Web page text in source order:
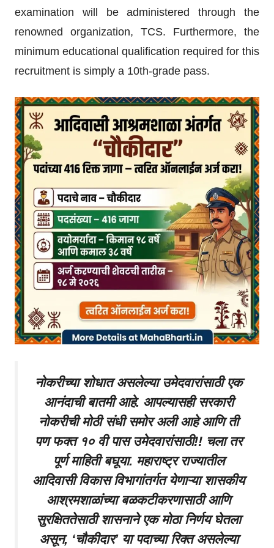
examination will be administered through the
renowned organization, TCS. Furthermore, the
minimum educational qualification required for this
recruitment is simply a 10th-grade pass.
नोकरीच्या शोधात असलेल्या उमेदवारांसाठी एक
आनंदाची बातमी आहे. आपल्यासही सरकारी
नोकरीची मोठी संधी समोर अली आहे आणि ती
पण फक्त १० वी पास उमेदवारांसाठी!! चला तर
पूर्ण माहिती बघूया. महाराष्ट्र राज्यातील
आदिवासी विकास विभागांतर्गत येणाऱ्या शासकीय
आश्रमशाळांच्या बळकटीकरणासाठी आणि
सुरक्षिततेसाठी शासनाने एक मोठा निर्णय घेतला
असून, ‘चौकीदार’ या पदाच्या रिक्त असलेल्या